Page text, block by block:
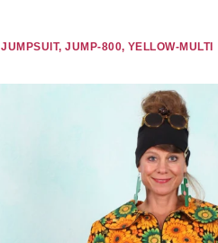
JUMPSUIT, JUMP-800, YELLOW-MULTI